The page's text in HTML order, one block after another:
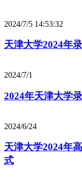
2024/7/5 14:53:32
天津大学2024年
2024/7/1
2024年天津大学
2024/6/24
天津大学2024年
式